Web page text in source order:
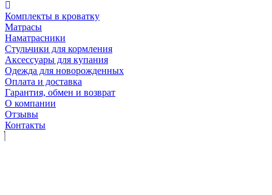
Комплекты в кроватку
Матрасы
Наматрасники
Стульчики для кормления
Аксессуары для купания
Одежда для новорожденных
Оплата и доставка
Гарантия, обмен и возврат
О компании
Отзывы
Контакты